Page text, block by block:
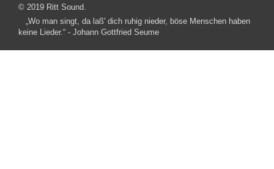
© 2019 Ritt Sound.
„Wo man singt, da laß' dich ruhig nieder, böse Menschen haben
keine Lieder.“ - Johann Gottfried Seume